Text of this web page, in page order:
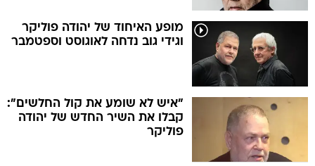
מופע האיחוד של יהודה פוליקר
וגידי גוב נדחה לאוגוסט וספטמבר
"איש לא שומע את קול החלשים":
קבלו את השיר החדש של יהודה
פוליקר